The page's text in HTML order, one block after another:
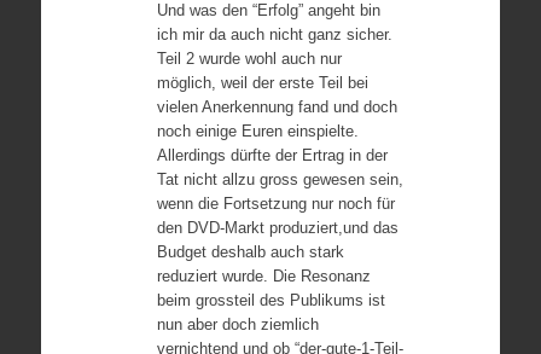
Und was den “Erfolg” angeht bin
ich mir da auch nicht ganz sicher.
Teil 2 wurde wohl auch nur
möglich, weil der erste Teil bei
vielen Anerkennung fand und doch
noch einige Euren einspielte.
Allerdings dürfte der Ertrag in der
Tat nicht allzu gross gewesen sein,
wenn die Fortsetzung nur noch für
den DVD-Markt produziert,und das
Budget deshalb auch stark
reduziert wurde. Die Resonanz
beim grossteil des Publikums ist
nun aber doch ziemlich
vernichtend und ob “der-gute-1-Teil-